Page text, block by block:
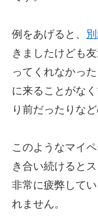
例をあげると、
きましたけども
ってくれなかっ
に来ることがな
り前だったりな
このようなマイ
き合い続けると
非常に疲弊して
れません。